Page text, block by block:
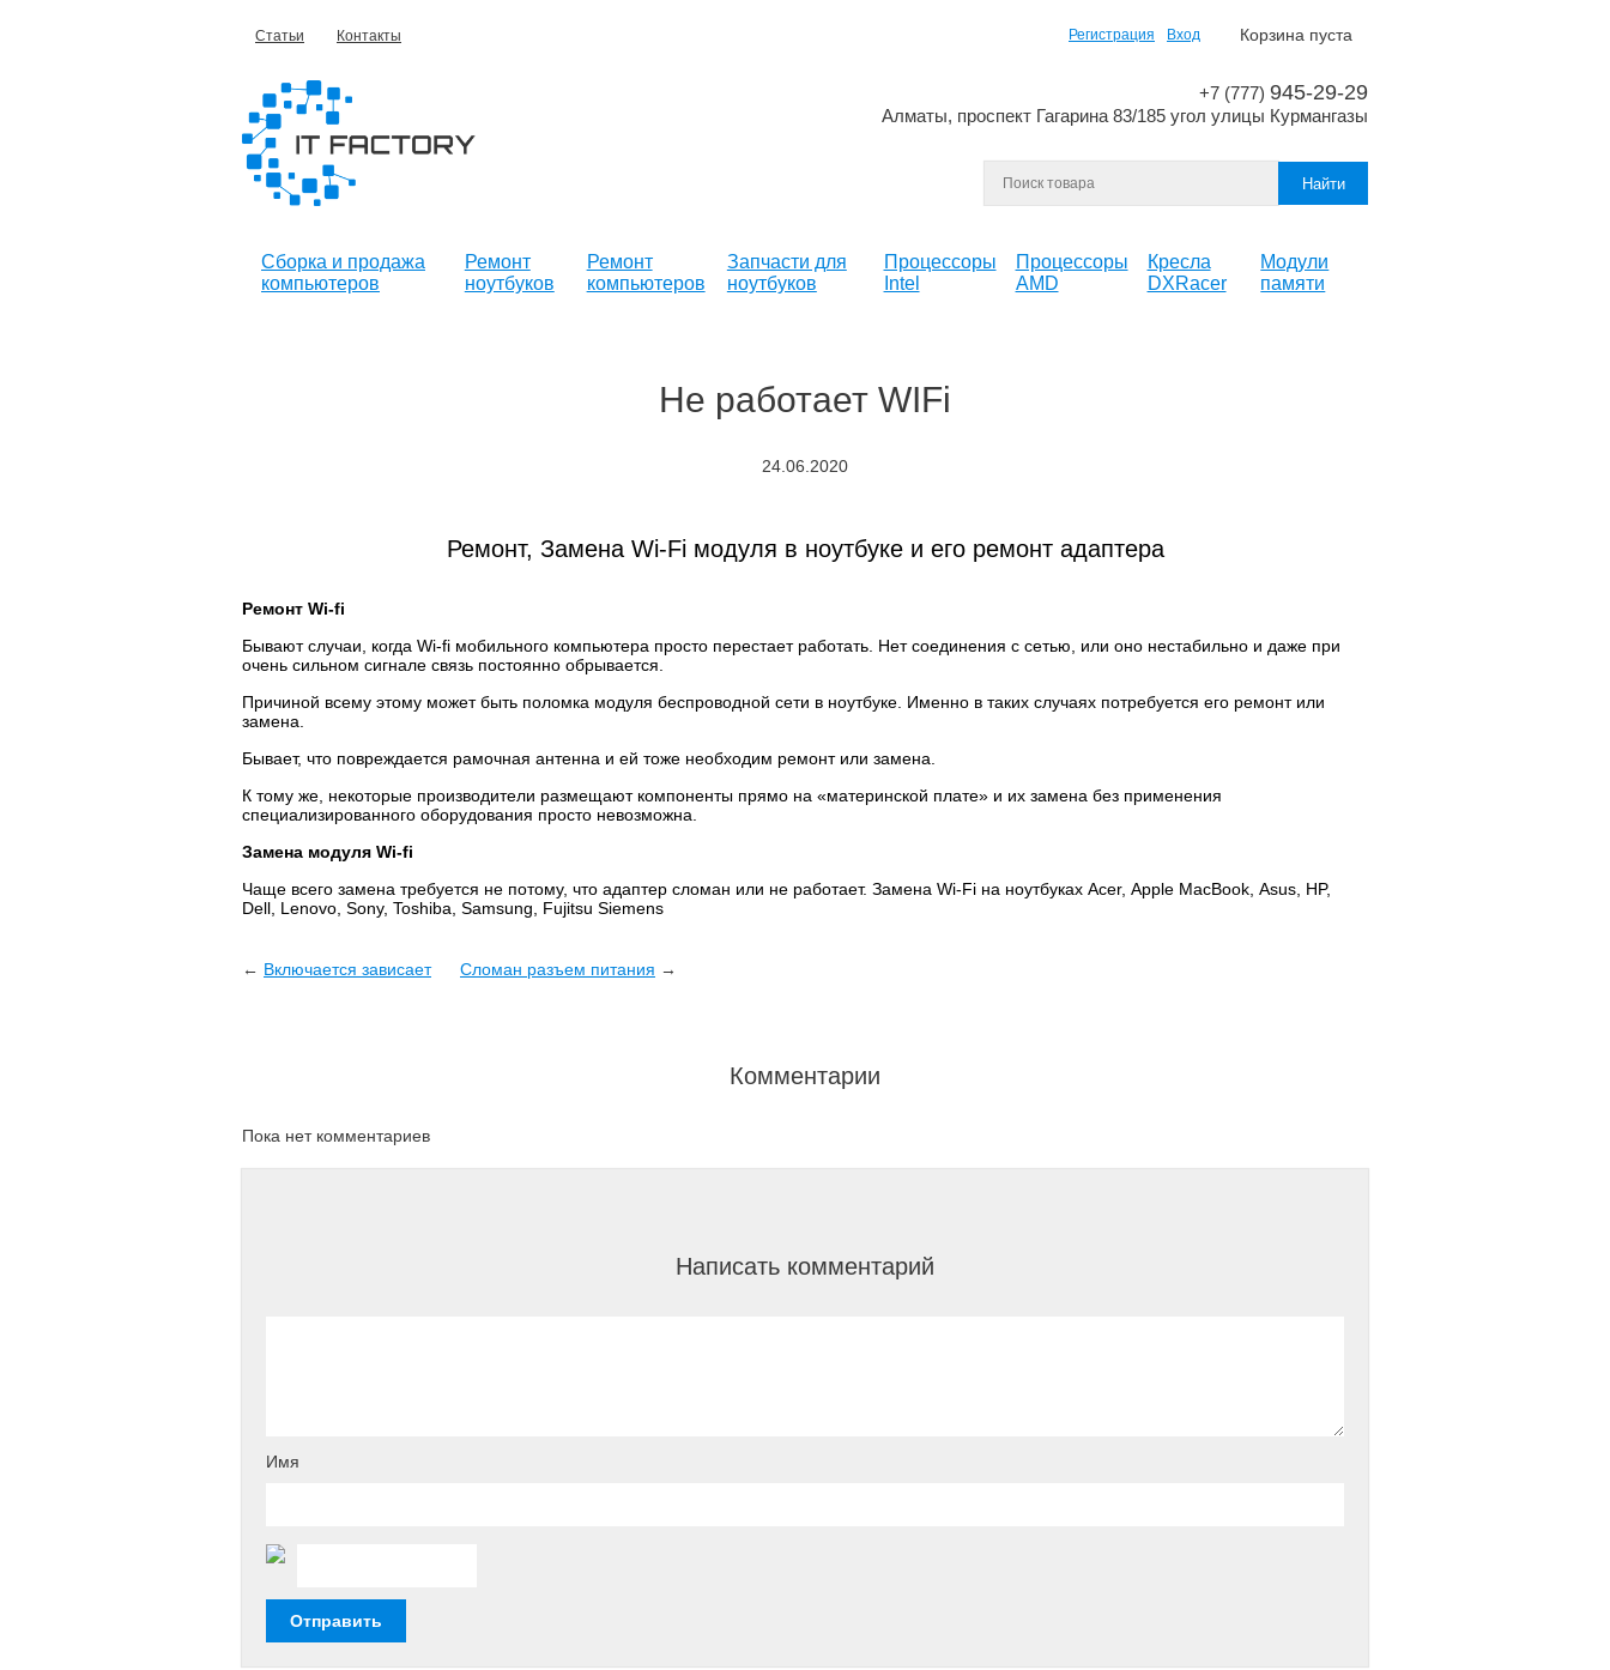
Статьи Контакты Корзина пуста
Регистрация Вход
+7 (777) 945-29-29
Алматы, проспект Гагарина 83/185 угол улицы Курмангазы
Сборка и продажа
компьютеров
Ремонт
ноутбуков
Ремонт
компьютеров
Запчасти для
ноутбуков
Процессоры
Intel
Процессоры
AMD
Кресла
DXRacer
Модули
памяти
Не работает WIFi
24.06.2020
Ремонт, Замена Wi-Fi модуля в ноутбуке и его ремонт адаптера
Ремонт Wi-fi
Бывают случаи, когда Wi-fi мобильного компьютера просто перестает работать. Нет соединения с сетью, или оно нестабильно и даже при
очень сильном сигнале связь постоянно обрывается.
Причиной всему этому может быть поломка модуля беспроводной сети в ноутбуке. Именно в таких случаях потребуется его ремонт или
замена.
Бывает, что повреждается рамочная антенна и ей тоже необходим ремонт или замена.
К тому же, некоторые производители размещают компоненты прямо на «материнской плате» и их замена без применения
специализированного оборудования просто невозможна.
Замена модуля Wi-fi
Чаще всего замена требуется не потому, что адаптер сломан или не работает. Замена Wi-Fi на ноутбуках Acer, Apple MacBook, Asus, HP,
Dell, Lenovo, Sony, Toshiba, Samsung, Fujitsu Siemens
← Включается зависает Сломан разъем питания →
Комментарии
Пока нет комментариев
Написать комментарий
Имя